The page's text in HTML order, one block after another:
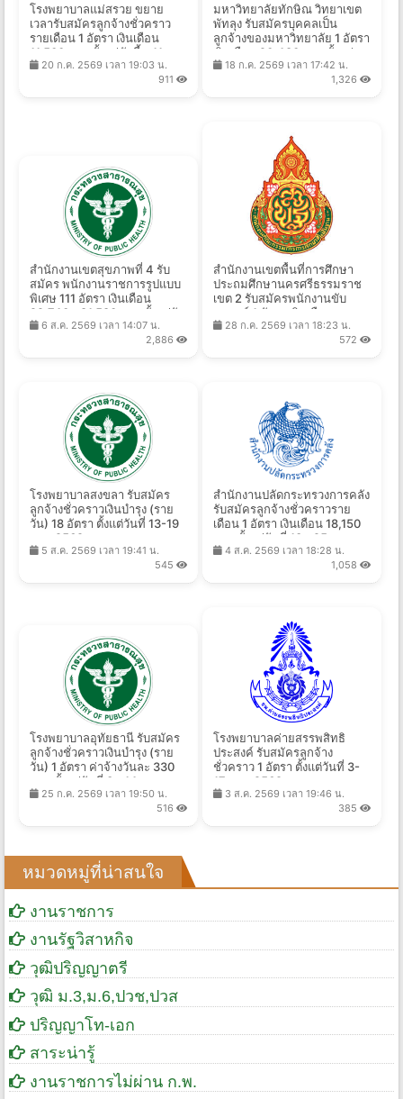
โรงพยาบาลแม่สรวย ขยาย
เวลารับสมัครลูกจ้างชั่วคราว
รายเดือน 1 อัตรา เงินเดือน
11,500 บาท ตั้งแต่บัดนี้ - 11
ส.ค. 2569
20 ก.ค. 2569 เวลา 19:03 น.
911
มหาวิทยาลัยทักษิณ วิทยาเขต
พัทลุง รับสมัครบุคคลเป็น
ลูกจ้างของมหาวิทยาลัย 1 อัตรา
เงินเดือน 20,480 บาท ตั้งแต่
บัดนี้ - 11 ส.ค. 2569
18 ก.ค. 2569 เวลา 17:42 น.
1,326
สำนักงานเขตสุขภาพที่ 4 รับ
สมัคร พนักงานราชการรูปแบบ
พิเศษ 111 อัตรา เงินเดือน
22,740 - 81,580 บาท ตั้งแต่วัน
ที่ 17-28 ส.ค. 2569
6 ส.ค. 2569 เวลา 14:07 น.
2,886
สำนักงานเขตพื้นที่การศึกษา
ประถมศึกษานครศรีธรรมราช
เขต 2 รับสมัครพนักงานขับ
รถยนต์ 1 อัตรา เงินเดือน
10,000 บาท ตั้งแต่วันที่ 10-19
28 ก.ค. 2569 เวลา 18:23 น.
572
โรงพยาบาลสงขลา รับสมัคร
ลูกจ้างชั่วคราวเงินบำรุง (ราย
วัน) 18 อัตรา ตั้งแต่วันที่ 13-19
ส.ค. 2569
5 ส.ค. 2569 เวลา 19:41 น.
545
สำนักงานปลัดกระทรวงการคลัง
รับสมัครลูกจ้างชั่วคราวราย
เดือน 1 อัตรา เงินเดือน 18,150
บาท ตั้งแต่วันที่ 13 - 25 ส.ค.
2569
4 ส.ค. 2569 เวลา 18:28 น.
1,058
โรงพยาบาลอุทัยธานี รับสมัคร
ลูกจ้างชั่วคราวเงินบำรุง (ราย
วัน) 1 อัตรา ค่าจ้างวันละ 330
บาท ตั้งแต่วันที่ 3 - 14 ส.ค.
256925 ก.ค. 2569 เวลา 19:50 น.
516
โรงพยาบาลค่ายสรรพสิทธิ
ประสงค์ รับสมัครลูกจ้าง
ชั่วคราว 1 อัตรา ตั้งแต่วันที่ 3-
17 ส.ค. 2569
3 ส.ค. 2569 เวลา 19:46 น.
385
หมวดหมู่ที่น่าสนใจ
งานราชการ
งานรัฐวิสาหกิจ
วุฒิปริญญาตรี
วุฒิ ม.3,ม.6,ปวช,ปวส
ปริญญาโท-เอก
สาระน่ารู้
งานราชการไม่ผ่าน ก.พ.